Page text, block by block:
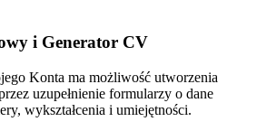
i Generator CV
Konta ma możliwość utworzenia
uzupełnienie formularzy o dane
wykształcenia i umiejętności.